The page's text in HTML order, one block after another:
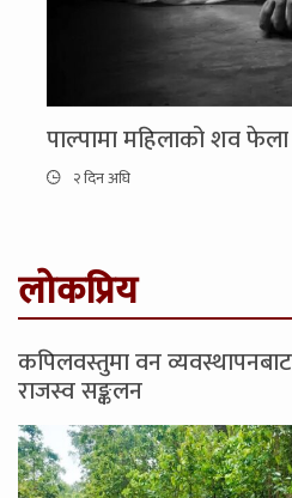
पाल्पामा महिलाको शव फेला
२ दिन अघि
लोकप्रिय
कपिलवस्तुमा वन
राजस्व सङ्कलन